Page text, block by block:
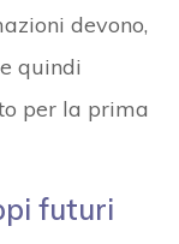
devono,
quindi
per la prima
futuri